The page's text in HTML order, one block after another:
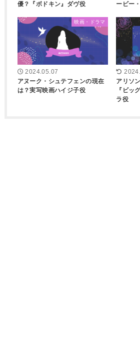
優？『ボドキン』ダヴ役
ービー
映画・ドラマ
2024.05.07
アヌーク・シュテフェンの現在
は？実写映画ハイジ子役
アリソ
『ビッ
ラ役